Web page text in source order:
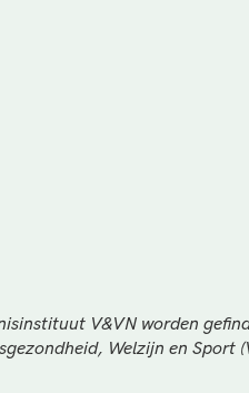
V&VN worden
Welzijn en Sport